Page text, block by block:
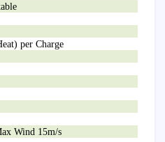
per Charge
Wind 15m/s